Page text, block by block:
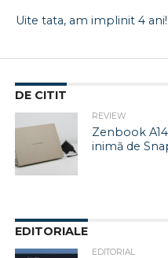
Uite tata, am implinit 4 ani!
DE CITIT
REVIEW
Zenbook
inimă de
EDITORIALE
EDITORIAL